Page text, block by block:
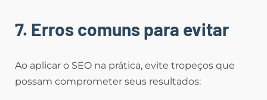
7. Erros comuns para evitar
Ao aplicar o SEO na prática, evite tropeços que
possam comprometer seus resultados: